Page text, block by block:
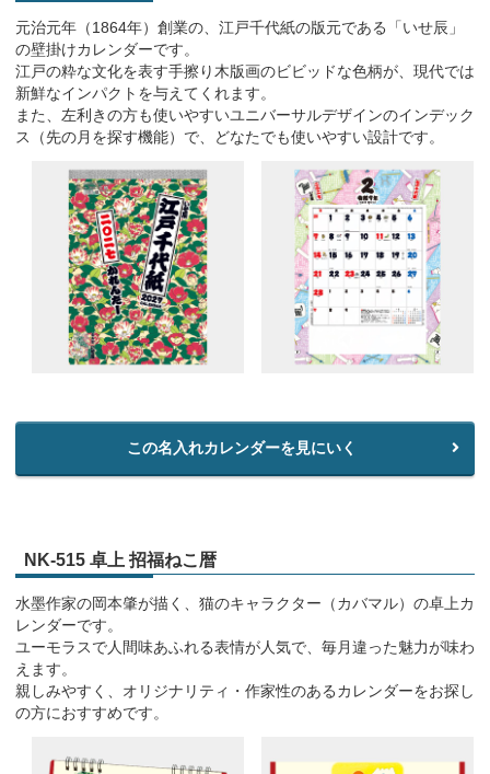
元治元年（1864年）創業の、江戸千代紙の版元である「いせ辰」
の壁掛けカレンダーです。
江戸の粋な文化を表す手擦り木版画のビビッドな色柄が、現代では
新鮮なインパクトを与えてくれます。
また、左利きの方も使いやすいユニバーサルデザインのインデック
ス（先の月を探す機能）で、どなたでも使いやすい設計です。
この名入れカレンダーを見にいく
NK-515 卓上 招福ねこ暦
水墨作家の岡本肇が描く、猫のキャラクター（カバマル）の卓上カ
レンダーです。
ユーモラスで人間味あふれる表情が人気で、毎月違った魅力が味わ
えます。
親しみやすく、オリジナリティ・作家性のあるカレンダーをお探し
の方におすすめです。